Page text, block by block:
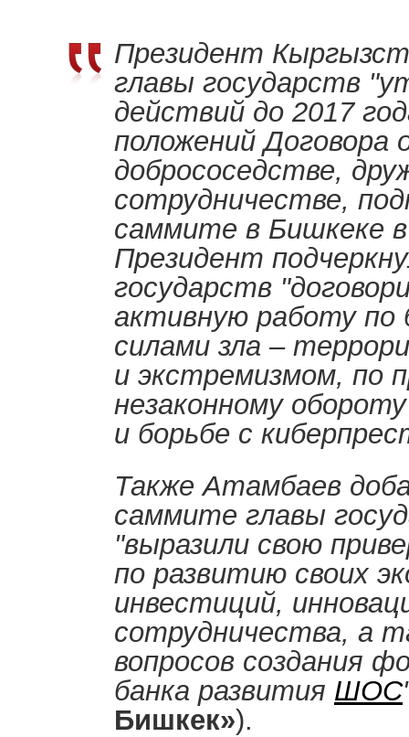
Президент
главы государств
действий до 2017
положений Договора
добрососедстве,
сотрудничестве,
саммите в Бишкеке в
Президент
государств
активную работу по
силами зла –
и экстремизмом, по
незаконному
и борьбе с
Также Атамбаев
саммите главы
"выразили свою
по развитию своих
инвестиций,
сотрудничества, а
вопросов создания
банка развития ШОС
Бишкек»).